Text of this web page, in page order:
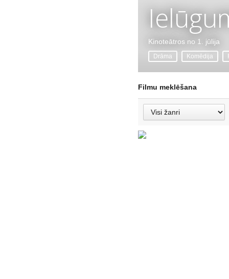
Kinoteātros no 1. jūlija
Drāma Komēdija
Filmu meklēšana